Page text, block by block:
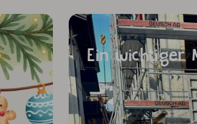
Ein wichtiger